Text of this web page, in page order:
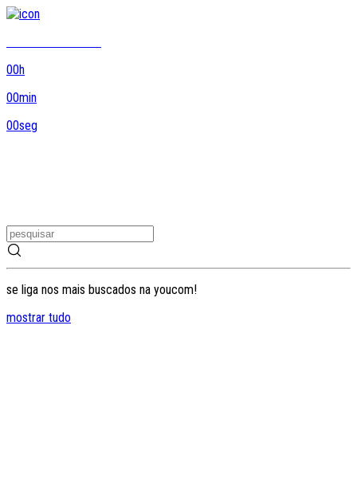
00h
00min
00seg
se liga nos mais buscados na youcom!
mostrar tudo